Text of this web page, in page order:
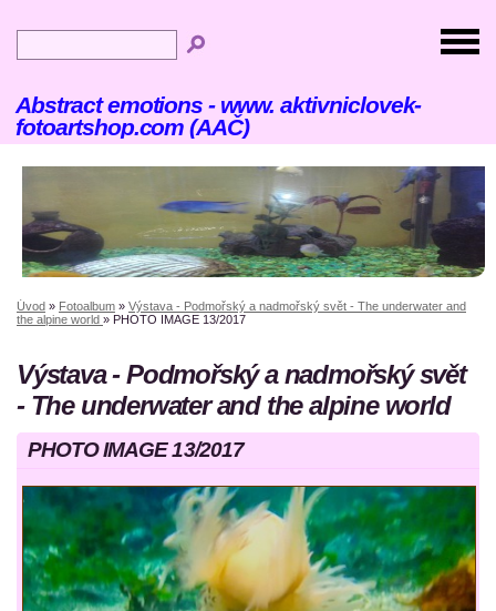
Abstract emotions - www. aktivniclovek-
fotoartshop.com (AAČ)
Úvod » Fotoalbum » Výstava - Podmořský a nadmořský svět - The underwater and
the alpine world » PHOTO IMAGE 13/2017
Výstava - Podmořský a nadmořský svět
- The underwater and the alpine world
PHOTO IMAGE 13/2017